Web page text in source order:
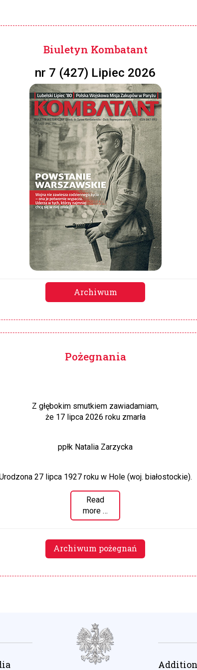
Biuletyn Kombatant
nr 7 (427) Lipiec 2026
Archiwum
Pożegnania
Z głębokim smutkiem zawiadamiam,
że 17 lipca 2026 roku zmarła
ppłk Natalia Zarzycka
27 lipca 1927 roku w Hole (woj. białostockie).
Read
more …
Archiwum pożegnań